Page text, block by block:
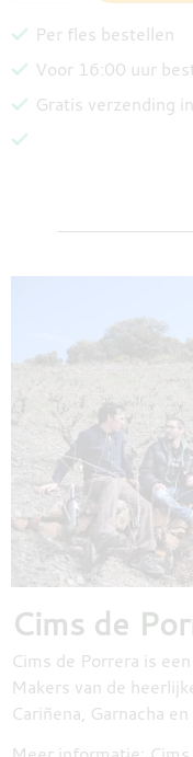
Per fles bestellen
Voor 16:00 uur
Gratis verzending
Cims de
Cims de Porrera is
Makers van de
Cariñena, Garnacha